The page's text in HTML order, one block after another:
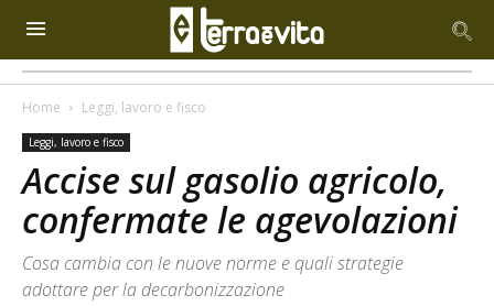
Home Leggi, lavoro e fisco
Leggi, lavoro e fisco
Accise sul gasolio agricolo,
confermate le agevolazioni
Cosa cambia con le nuove norme e quali strategie
adottare per la decarbonizzazione